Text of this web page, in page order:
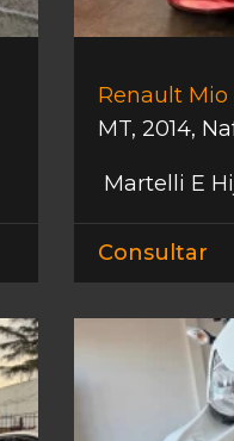
Renault Mio
MT, 2014,
Martelli E
Consultar